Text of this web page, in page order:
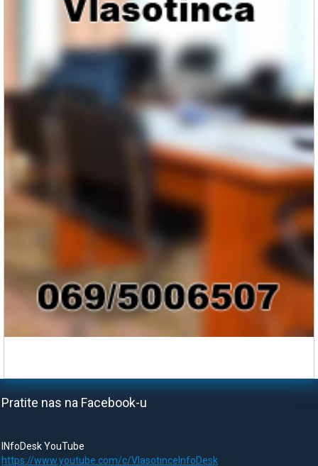
Pratite nas na Facebook-u
INfoDesk YouTube
https://www.youtube.com/c/VlasotinceInfoDesk